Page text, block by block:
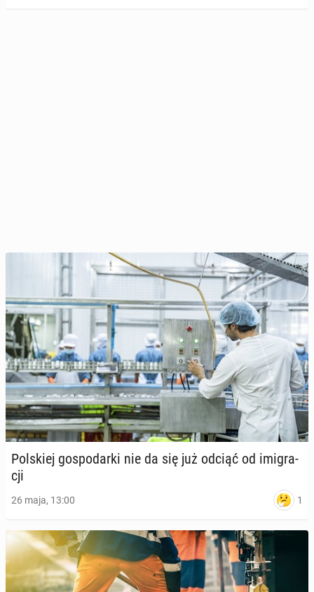
Pol­skiej go­spo­dar­ki nie da się już odciąć od imi­gra­
cji
26 maja, 13:00 1